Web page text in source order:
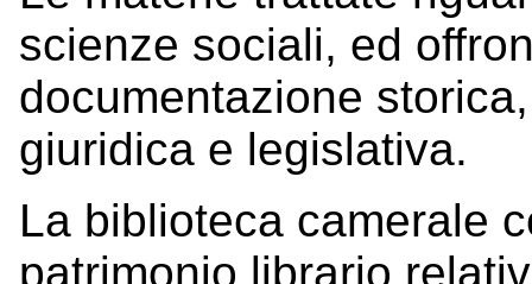
scienze sociali, ed
documentazione
giuridica e legislativa.
La biblioteca camerale
patrimonio librario